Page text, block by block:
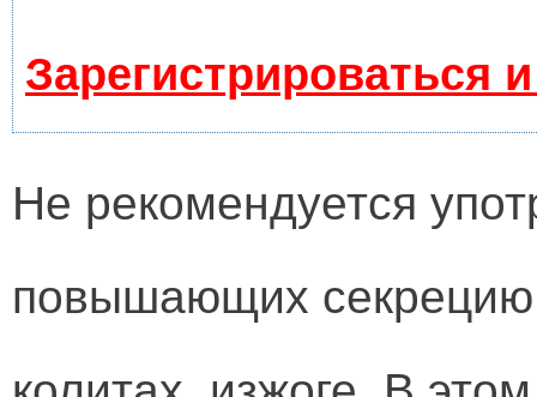
Зарегистрироваться
Не рекомендуется
повышающих секрецию,